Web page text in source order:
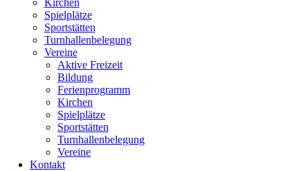
Kirchen
Spielplätze
Sportstätten
Turnhallenbelegung
Vereine
Aktive Freizeit
Bildung
Ferienprogramm
Kirchen
Spielplätze
Sportstätten
Turnhallenbelegung
Vereine
Kontakt